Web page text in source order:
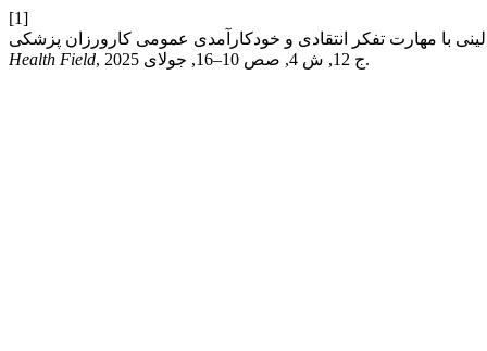
[1]
Health Field , ج 12, ش 4, صص 10–16, جولای 2025.